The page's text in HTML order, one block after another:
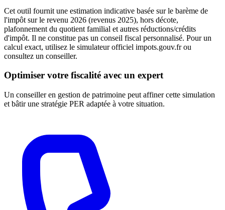
Cet outil fournit une estimation indicative basée sur le barème de
l'impôt sur le revenu 2026 (revenus 2025), hors décote,
plafonnement du quotient familial et autres réductions/crédits
d'impôt. Il ne constitue pas un conseil fiscal personnalisé. Pour un
calcul exact, utilisez le simulateur officiel impots.gouv.fr ou
consultez un conseiller.
Optimiser votre fiscalité avec un expert
Un conseiller en gestion de patrimoine peut affiner cette simulation
et bâtir une stratégie PER adaptée à votre situation.